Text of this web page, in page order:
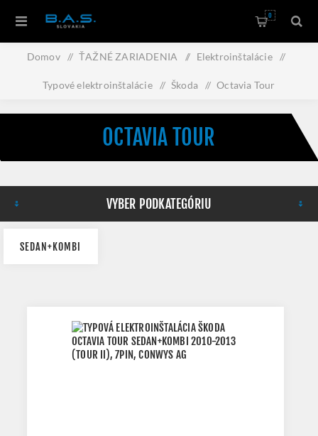
0
Domov / ŤAŽNÉ ZARIADENIA / Elektroinštalácie /
Typové elektroinštalácie / Škoda / Octavia Tour
OCTAVIA TOUR
VYBER PODKATEGÓRIU
SEDAN+KOMBI